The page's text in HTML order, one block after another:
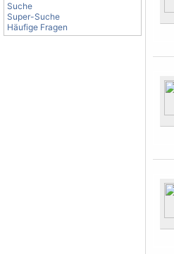
Suche
Super-Suche
Häufige Fragen